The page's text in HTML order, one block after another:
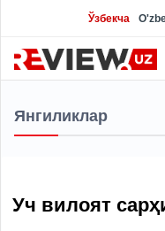
Ўзбекча
Янгиликлар
Уч вилоят